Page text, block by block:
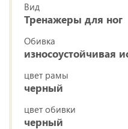
Вид
Тренажеры для ног
Обивка
износоустойчивая
цвет рамы
черный
цвет обивки
черный